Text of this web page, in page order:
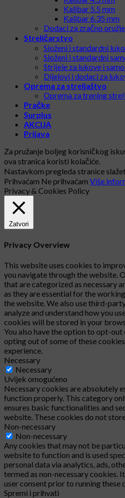
Kalibar 5.5 mm
Kalibar 6.35 mm
Dodaci za zračno oružje
Streličarstvo
Složeni i standardni
Složeni i standardni
Strijele za lukove i
Dijelovi i dodaci za
Oprema za streljaštvo
Oprema za trening
Pračke
Surplus
AKCIJA
Prijava
Za pružanje boljeg korisničkog
ova stranica koristi kolačiće.
Nastavkom pregleda stranice
Prihvaćam Ne prihvaćam Više
Privacy & Cookies Policy
Zatvori
Privacy Overview
This website uses cookies to
you navigate through the website.
that are categorized as necessary
as they are essential for the
the website. We also use third-
analyze and understand how you
cookies will be stored in your
You also have the option to opt-
opting out of some of these
experience.
Necessary
Necessary
Uvijek omogućeno
Necessary cookies are absolutely
function properly. This category
ensures basic functionalities and
website. These cookies do not
Non-necessary
Non-necessary
Any cookies that may not be
website to function and is used
personal data via analytics, ads,
termed as non-necessary cookies.
user consent prior to running these
Spremi i prihvati